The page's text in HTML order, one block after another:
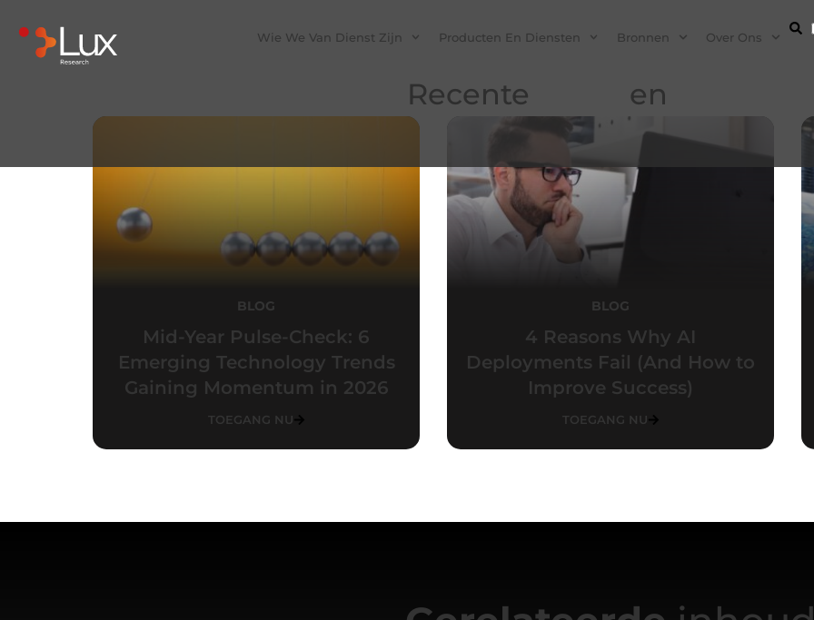
Wie We Van Dienst Zijn Producten En Diensten Bronnen Over Ons
Recente en
BLOG
Mid-Year Pulse-Check: 6
Emerging Technology Trends
Gaining Momentum in 2026
TOEGANG NU
BLOG
4 Reasons Why AI
Deployments Fail (And How to
Improve Success)
TOEGANG NU